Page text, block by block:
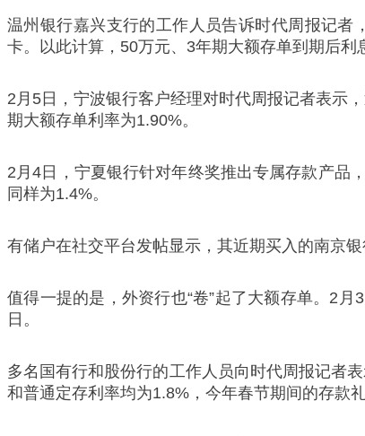
温州银行嘉兴支行的工作人员告诉时代周报记
卡。以此计算，50万元、3年期大额存单到期后利
2月5日，宁波银行客户经理对时代周报记者表示
期大额存单利率为1.90%。
2月4日，宁夏银行针对年终奖推出专属存款产品
同样为1.4%。
有储户在社交平台发帖显示，其近期买入的南京
值得一提的是，外资行也“卷”起了大额存单。2
日。
多名国有行和股份行的工作人员向时代周报记者
和普通定存利率均为1.8%，今年春节期间的存款